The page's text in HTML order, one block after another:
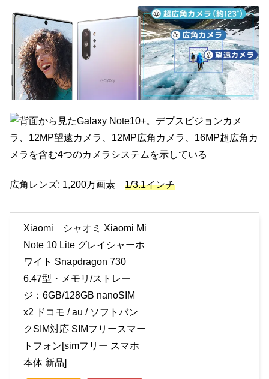
広角レンズ: 1,200万画素 1/3.1インチ
Xiaomi シャオミ Xiaomi Mi
Note 10 Lite グレイシャーホ
ワイト Snapdragon 730
6.47型・メモリ/ストレー
ジ：6GB/128GB nanoSIM
x2 ドコモ / au / ソフトバン
クSIM対応 SIMフリースマー
トフォン[simフリー スマホ
本体 新品]